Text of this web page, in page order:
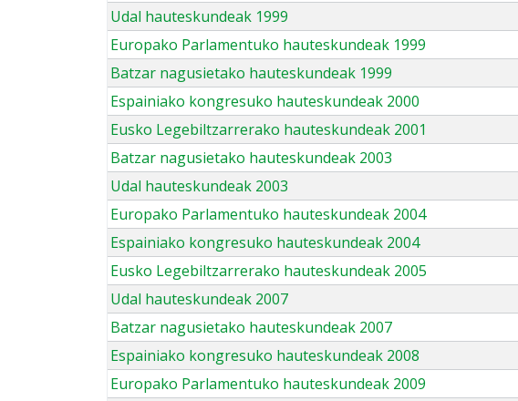
Udal hauteskundeak 1999
Europako Parlamentuko hauteskundeak 1999
Batzar nagusietako hauteskundeak 1999
Espainiako kongresuko hauteskundeak 2000
Eusko Legebiltzarrerako hauteskundeak 2001
Batzar nagusietako hauteskundeak 2003
Udal hauteskundeak 2003
Europako Parlamentuko hauteskundeak 2004
Espainiako kongresuko hauteskundeak 2004
Eusko Legebiltzarrerako hauteskundeak 2005
Udal hauteskundeak 2007
Batzar nagusietako hauteskundeak 2007
Espainiako kongresuko hauteskundeak 2008
Europako Parlamentuko hauteskundeak 2009